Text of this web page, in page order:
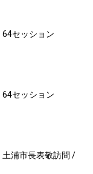
セッション
セッション
土浦市長表敬訪問 /